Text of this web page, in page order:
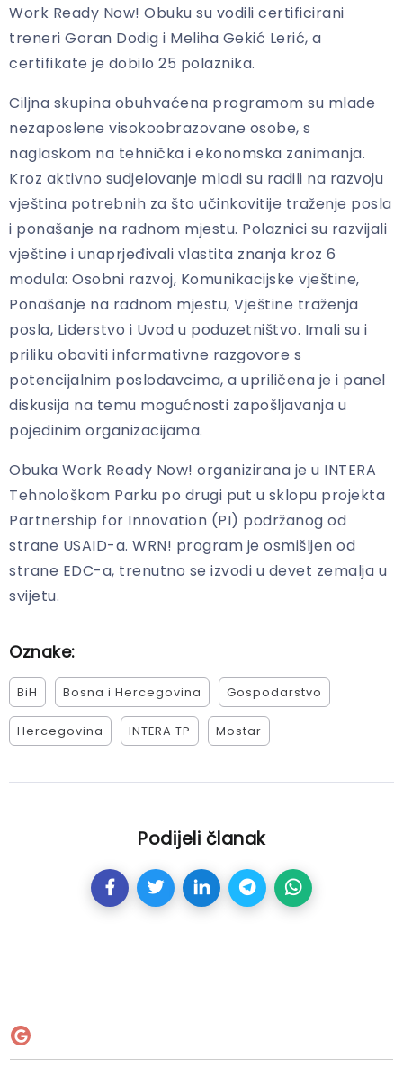
Work Ready Now! Obuku su vodili certificirani
treneri Goran Dodig i Meliha Gekić Lerić, a
certifikate je dobilo 25 polaznika.
Ciljna skupina obuhvaćena programom su mlade
nezaposlene visokoobrazovane osobe, s
naglaskom na tehnička i ekonomska zanimanja.
Kroz aktivno sudjelovanje mladi su radili na razvoju
vještina potrebnih za što učinkovitije traženje posla
i ponašanje na radnom mjestu. Polaznici su razvijali
vještine i unaprjeđivali vlastita znanja kroz 6
modula: Osobni razvoj, Komunikacijske vještine,
Ponašanje na radnom mjestu, Vještine traženja
posla, Liderstvo i Uvod u poduzetništvo. Imali su i
priliku obaviti informativne razgovore s
potencijalnim poslodavcima, a upriličena je i panel
diskusija na temu mogućnosti zapošljavanja u
pojedinim organizacijama.
Obuka Work Ready Now! organizirana je u INTERA
Tehnološkom Parku po drugi put u sklopu projekta
Partnership for Innovation (PI) podržanog od
strane USAID-a. WRN! program je osmišljen od
strane EDC-a, trenutno se izvodi u devet zemalja u
svijetu.
Oznake:
BiH Bosna i Hercegovina Gospodarstvo
Hercegovina INTERA TP Mostar
Podijeli članak